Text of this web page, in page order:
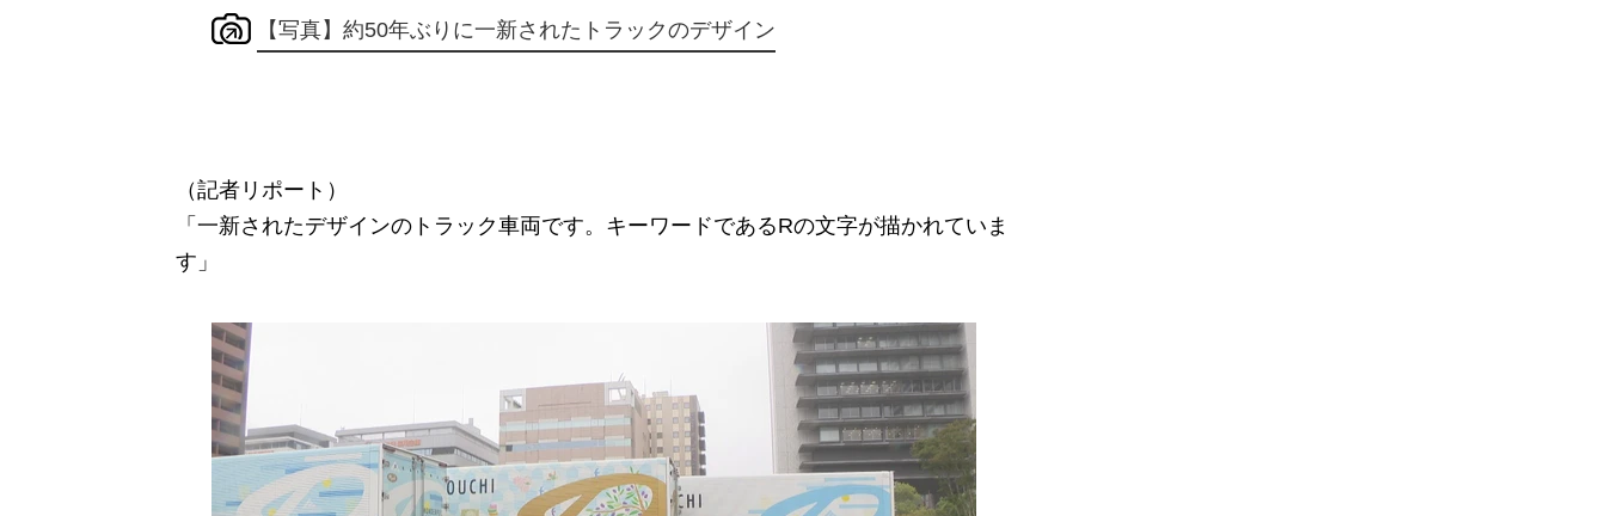
【写真】約50年ぶりに一新されたトラックのデザイン
（記者リポート）
「一新されたデザインのトラック車両です。キーワードであるRの文字が描かれていま
す」